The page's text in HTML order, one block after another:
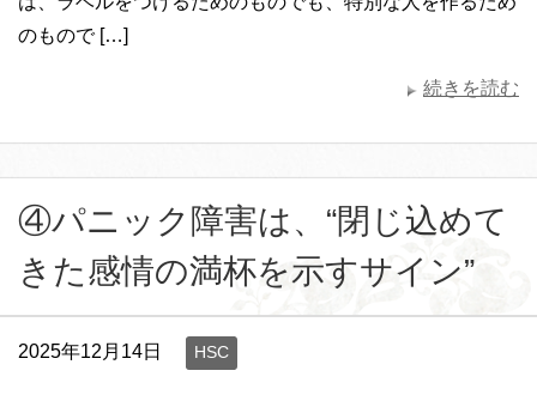
のもので […]
続きを読む
④パニック障害は、“閉じ込めて
きた感情の満杯を示すサイン”
2025年12月14日 HSC